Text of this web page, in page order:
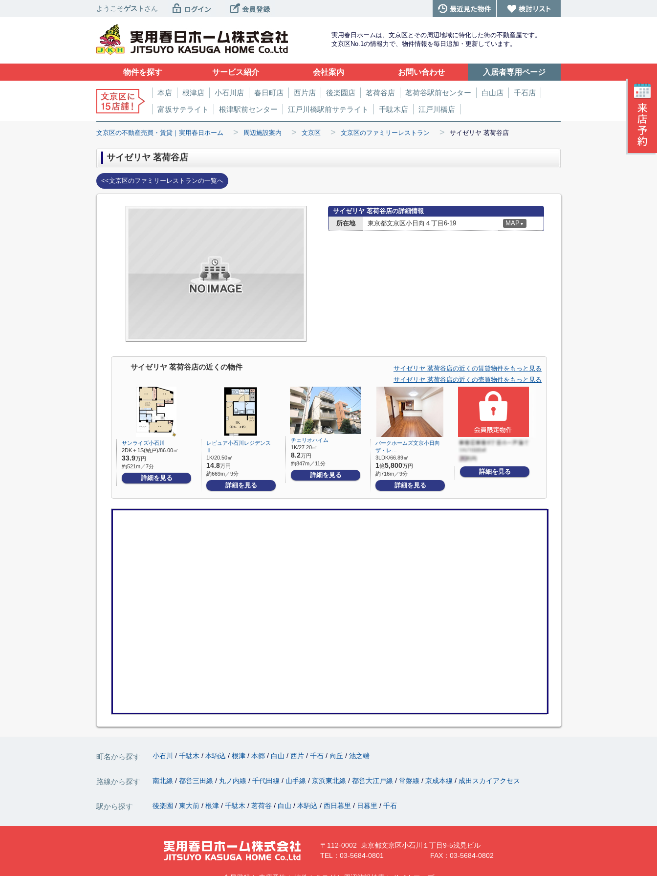
ようこそゲスト さん
実用春日ホームは、文京区とその周辺地域に特化した街の不動産屋です。
文京区No.1の情報力で、物件情報を毎日追加・更新しています。
物件を探す サービス紹介 会社案内 お問い合わせ 入居者専用ページ
本店 根津店 小石川店 春日町店 西片店 後楽園店 茗荷谷店 茗荷谷駅前センター 白山店
千石店
富坂サテライト
根津駅前センター 江戸川橋駅前サテライト 千駄木店 江戸川橋店
文京区の不動産売買・賃貸｜実用春日ホーム > 周辺施設案内 > 文京区 > 文京区のファミリーレストラン > サイゼリヤ 茗荷谷店
サイゼリヤ 茗荷谷店
<<文京区のファミリーレストランの一覧へ
サイゼリヤ 茗荷谷店の詳細情報
所在地
東京都文京区小日向４丁目6-19 MAP ▼
サイゼリヤ 茗荷谷店の近くの物件
サイゼリヤ 茗荷谷店の近くの賃貸物件をもっと見る
サイゼリヤ 茗荷谷店の近くの売買物件をもっと見る
サンライズ小石川
2DK＋1S(納戸)/86.00㎡
33.9万円
約521m／7分
詳細を見る
レピュア小石川レジデンス
Ⅱ
1K/20.50㎡
14.8万円
約669m／9分
詳細を見る
チェリオハイム
1K/27.20㎡
8.2万円
約847m／11分
詳細を見る
パークホームズ文京小日向
ザ・レ…
3LDK/66.89㎡
1億5,800万円
約716m／9分
詳細を見る
詳細を見る
町名から探す 小石川 千駄木 本駒込 根津 本郷 白山 西片 千石 向丘 池之端
路線から探す 南北線 都営三田線 丸ノ内線 千代田線 山手線 京浜東北線 都営大江戸線 常磐線 京成本線 成田スカイアクセス
駅から探す 後楽園 東大前 根津 千駄木 茗荷谷 白山 本駒込 西日暮里 日暮里 千石
〒112-0002 東京都文京区小石川１丁目9-5浅見ビル
TEL：03-5684-0801
FAX：03-5684-0802